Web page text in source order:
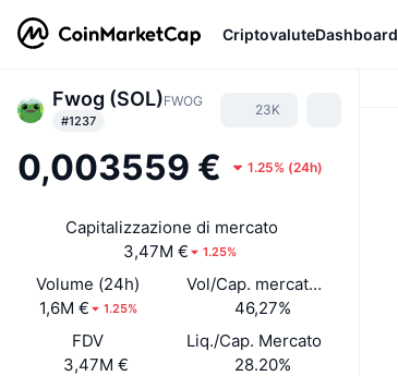
CriptovaluteDashboard
Fwog (SOL)FWOG
#1237
23K
0,003559 € 1.25% (24h)
Capitalizzazione di mercato
3,47M €
1.25%
Volume (24h)
1,6M €
1.25%
Vol/Cap. mercato (24h)
46,27%
FDV
3,47M €
Liq./Cap. Mercato
28.20%